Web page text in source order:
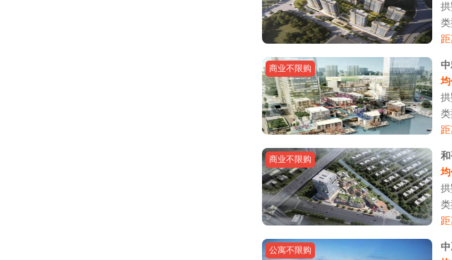
类
商业不限购
类
商业不限购
类
公寓不限购